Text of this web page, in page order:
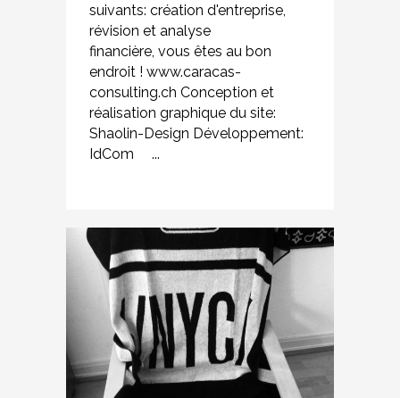
suivants: création d'entreprise,
révision et analyse
financière, vous êtes au bon
endroit ! www.caracas-
consulting.ch Conception et
réalisation graphique du site:
Shaolin-Design Développement:
IdCom ...